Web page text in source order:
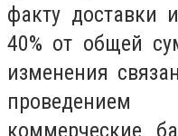
факту доставки
40% от общей
изменения
коммерческие